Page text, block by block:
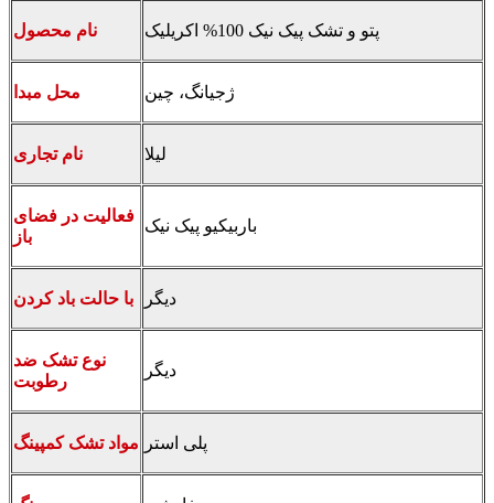
نام محصول پتو و تشک پیک نیک 100% اکریلیک
محل مبدا ژجیانگ، چین
نام تجاری لیلا
فعالیت در فضای
باز
باربیکیو پیک نیک
با حالت باد کردن دیگر
نوع تشک ضد
رطوبت
دیگر
مواد تشک کمپینگ پلی استر